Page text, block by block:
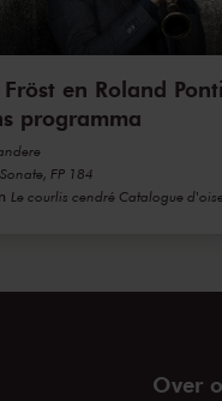
en Roland
programma
Sonate, FP 184
Le courlis cendré Catalogue
Over